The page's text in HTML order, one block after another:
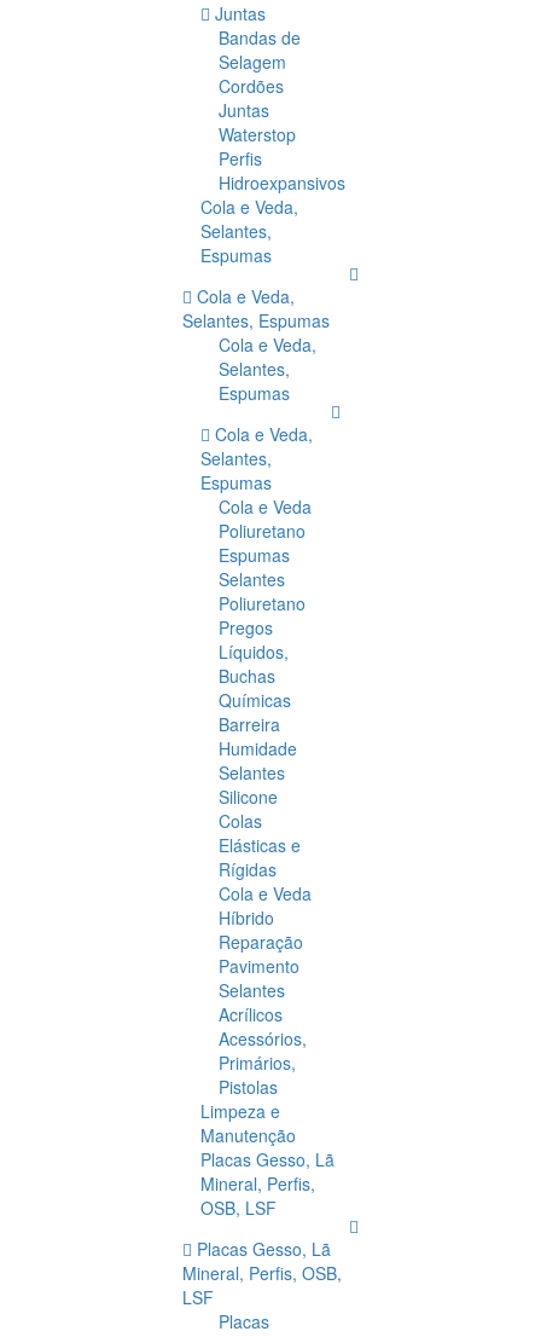
Juntas
Bandas de
Selagem
Cordões
Juntas
Waterstop
Perfis
Hidroexpansivos
Cola e Veda,
Selantes,
Espumas
Cola e Veda,
Selantes, Espumas
Cola e Veda,
Selantes,
Espumas
Cola e Veda,
Selantes,
Espumas
Cola e Veda
Poliuretano
Espumas
Selantes
Poliuretano
Pregos
Líquidos,
Buchas
Químicas
Barreira
Humidade
Selantes
Silicone
Colas
Elásticas e
Rígidas
Cola e Veda
Híbrido
Reparação
Pavimento
Selantes
Acrílicos
Acessórios,
Primários,
Pistolas
Limpeza e
Manutenção
Placas Gesso, Lã
Mineral, Perfis,
OSB, LSF
Placas Gesso, Lã
Mineral, Perfis, OSB,
LSF
Placas